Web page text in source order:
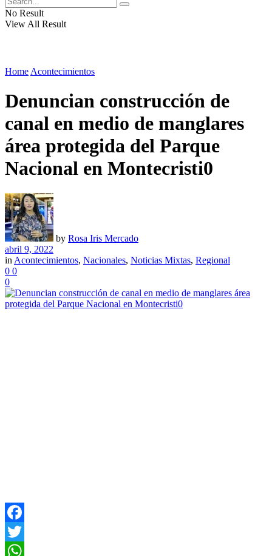
No Result
View All Result
Home Acontecimientos
Denuncian construcción de
canal en medio de manglares
área protegida del Parque
Nacional en Montecristi0
by Rosa Iris Mercado
abril 9, 2022
in Acontecimientos, Nacionales, Noticias Mixtas, Regional
0 0
0
Facebook
Twitter